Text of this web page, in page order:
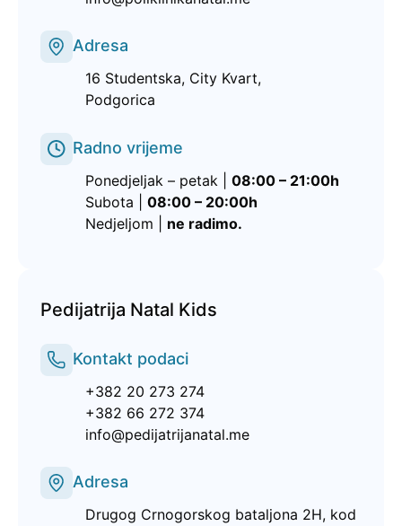
Adresa
16 Studentska, City Kvart,
Podgorica
Radno vrijeme
Ponedjeljak – petak | 08:00 – 21:00h
Subota | 08:00 – 20:00h
Nedjeljom | ne radimo.
Pedijatrija Natal Kids
Kontakt podaci
+382 20 273 274
+382 66 272 374
info@pedijatrijanatal.me
Adresa
Drugog Crnogorskog bataljona 2H, kod